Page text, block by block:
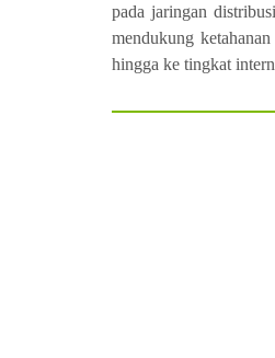
pada jaringan
mendukung
hingga ke tingkat